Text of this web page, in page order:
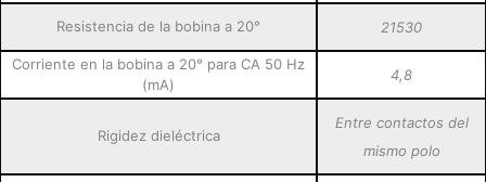
Resistencia de la bobina a 20° 21530
Corriente en la bobina a 20° para CA 50 Hz
(mA)
4,8
Rigidez dieléctrica
Entre contactos del
mismo polo